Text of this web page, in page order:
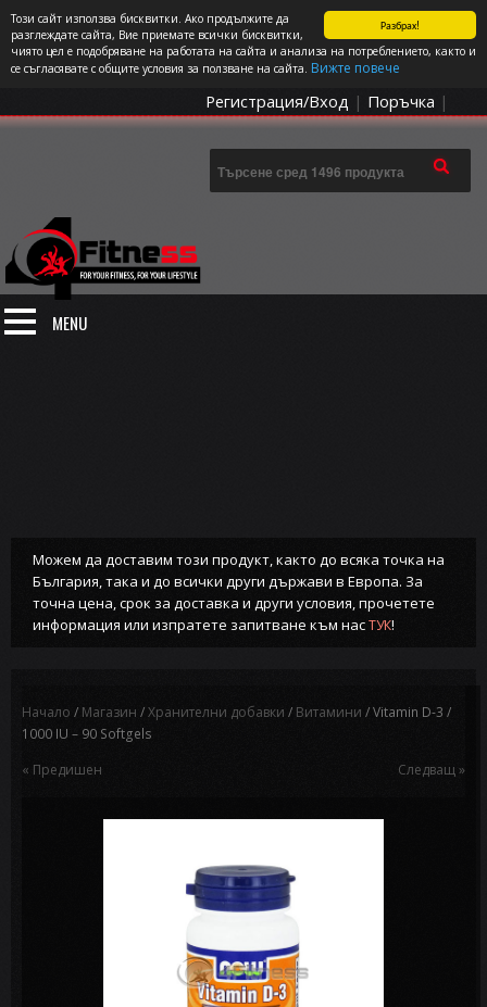
Разбрах!
Този сайт използва бисквитки. Ако продължите да
разглеждате сайта, Вие приемате всички бисквитки,
чиято цел е подобряване на работата на сайта и анализа на потреблението, както и
се съгласявате с общите условия за ползване на сайта. Вижте повече
СПОРТЪТ И ДОБАВКИТЕ КАТО НАЧИН НА ЖИВОТ
0 артикула Цена: 0.00€
Регистрация/Вход | Поръчка |
MENU
Можем да доставим този продукт, както до всяка точка на
България, така и до всички други държави в Европа. За
точна цена, срок за доставка и други условия, прочетете
информация или изпратете запитване към насТУК!
Начало / Магазин /Хранителни добавки / Витамини / Vitamin D-3 /
1000 IU – 90 Softgels
« Предишен
Следващ »